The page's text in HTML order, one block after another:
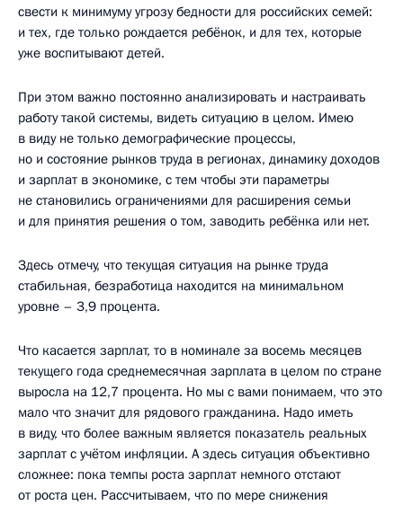
свести к минимуму угрозу бедности для российских семей:
и тех, где только рождается ребёнок, и для тех, которые
уже воспитывают детей.
При этом важно постоянно анализировать и настраивать
работу такой системы, видеть ситуацию в целом. Имею
в виду не только демографические процессы,
но и состояние рынков труда в регионах, динамику доходов
и зарплат в экономике, с тем чтобы эти параметры
не становились ограничениями для расширения семьи
и для принятия решения о том, заводить ребёнка или нет.
Здесь отмечу, что текущая ситуация на рынке труда
стабильная, безработица находится на минимальном
уровне – 3,9 процента.
Что касается зарплат, то в номинале за восемь месяцев
текущего года среднемесячная зарплата в целом по стране
выросла на 12,7 процента. Но мы с вами понимаем, что это
мало что значит для рядового гражданина. Надо иметь
в виду, что более важным является показатель реальных
зарплат с учётом инфляции. А здесь ситуация объективно
сложнее: пока темпы роста зарплат немного отстают
от роста цен. Рассчитываем, что по мере снижения